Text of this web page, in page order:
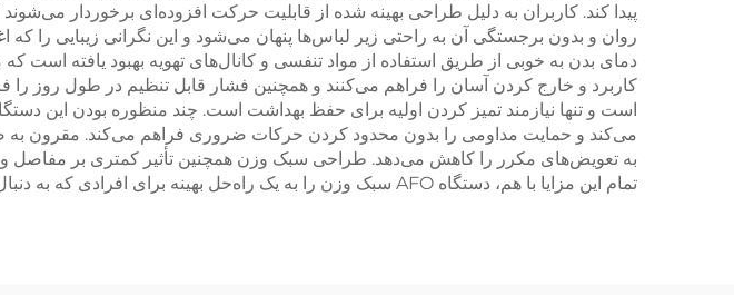
پیدا کند. کاربران به دلیل طراحی بهینه شده از قابلیت حرکت افزوده‌ای برخوردار
روان و بدون برجستگی آن به راحتی زیر لباس‌ها پنهان می‌شود و این نگرانی زیبایی را
دمای بدن به خوبی از طریق استفاده از مواد تنفسی و کانال‌های تهویه بهبود یافته
کاربرد و خارج کردن آسان را فراهم می‌کنند و همچنین فشار قابل تنظیم در طول روز را
است و تنها نیازمند تمیز کردن اولیه برای حفظ بهداشت است. چند منظوره بودن این
می‌کند و حمایت مداومی را بدون محدود کردن حرکات ضروری فراهم می‌کند. مقرون به
به تعویض‌های مکرر را کاهش می‌دهد. طراحی سبک وزن همچنین تأثیر کمتری بر مفاصل
تمام این مزایا با هم، دستگاه AFO سبک وزن را به یک راه‌حل بهینه برای افرادی که به دنبال حمایت قابل اعتماد بدون قربانی کردن راحتی و قابلیت حرکت هستند، تبدیل می‌کند.